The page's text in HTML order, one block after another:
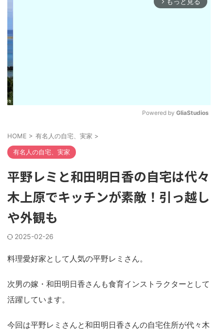
arrow_forward_ios
Powered by GliaStudios
HOME > 有名人の自宅、実家 >
有名人の自宅、実家
平野レミと和田明日香の自宅は代々
木上原でキッチンが素敵！引っ越し
や外観も
2025-02-26
料理愛好家として人気の平野レミさん。
次男の嫁・和田明日香さんも食育インストラクターとして
活躍しています。
今回は平野レミさんと和田明日香さんの自宅住所が代々木